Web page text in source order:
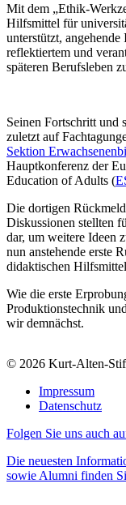
Mit dem „Ethik-
Hilfsmittel für
unterstützt,
reflektiertem und
späteren Berufsleben
Seinen Fortschritt und
zuletzt auf
Sektion
Hauptkonferenz der
Education of Adults (
Die dortigen
Diskussionen stellten
dar, um weitere Ideen
nun anstehende erste
didaktischen
Wie die erste
Produktionstechnik
wir demnächst.
© 2026 Kurt-Alten-
Impressum
Datenschutz
Folgen Sie uns auch
Die neuesten
sowie Alumni finden